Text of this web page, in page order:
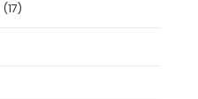
(17)